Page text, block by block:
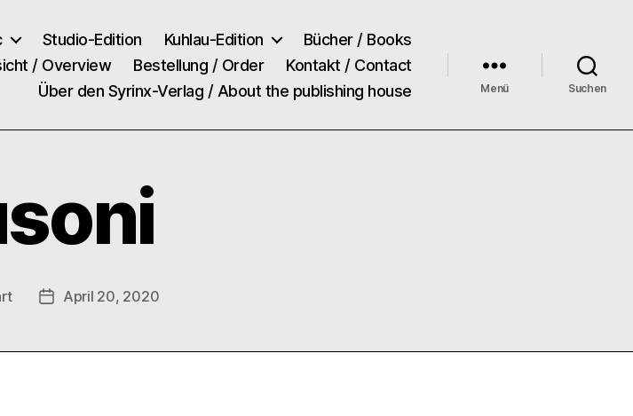
Studio-Edition Kuhlau-Edition
Bücher / Books
/ Overview Bestellung / Order
Kontakt / Contact
Über den Syrinx-Verlag / About the publishing house
Menü Suchen
Veröffentlichungsdatum
April 20, 2020